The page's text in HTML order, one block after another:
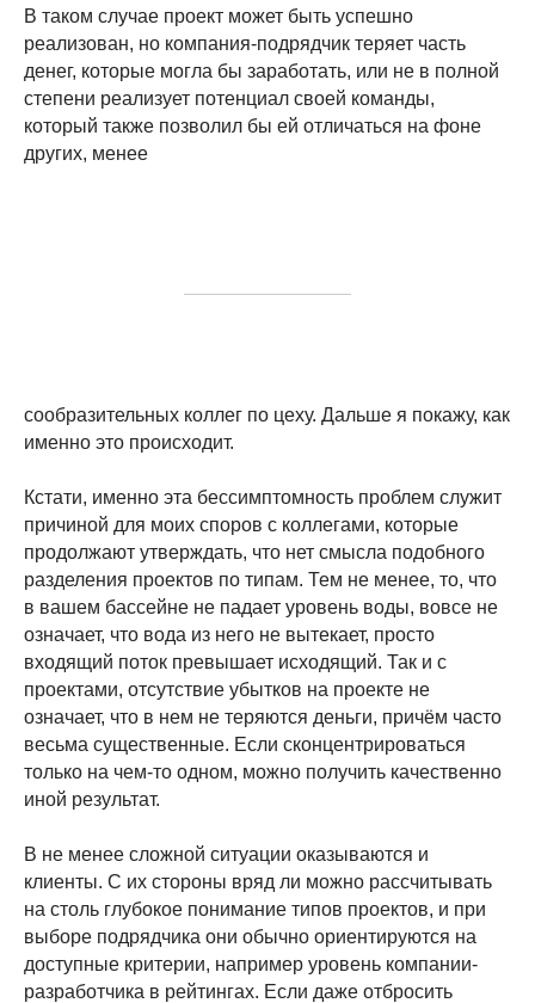
В таком случае проект может быть успешно
реализован, но компания-подрядчик теряет часть
денег, которые могла бы заработать, или не в полной
степени реализует потенциал своей команды,
который также позволил бы ей отличаться на фоне
других, менее
сообразительных коллег по цеху. Дальше я покажу, как
именно это происходит.
Кстати, именно эта бессимптомность проблем служит
причиной для моих споров с коллегами, которые
продолжают утверждать, что нет смысла подобного
разделения проектов по типам. Тем не менее, то, что
в вашем бассейне не падает уровень воды, вовсе не
означает, что вода из него не вытекает, просто
входящий поток превышает исходящий. Так и с
проектами, отсутствие убытков на проекте не
означает, что в нем не теряются деньги, причём часто
весьма существенные. Если сконцентрироваться
только на чем-то одном, можно получить качественно
иной результат.
В не менее сложной ситуации оказываются и
клиенты. С их стороны вряд ли можно рассчитывать
на столь глубокое понимание типов проектов, и при
выборе подрядчика они обычно ориентируются на
доступные критерии, например уровень компании-
разработчика в рейтингах. Если даже отбросить